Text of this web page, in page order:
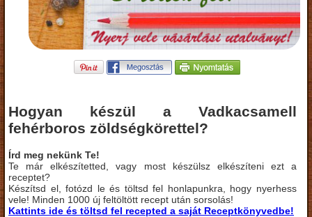
Hogyan készül a Vadkacsamell
fehérboros zöldségkörettel?
Írd meg nekünk Te!
Te már elkészítetted, vagy most készülsz elkészíteni ezt a
receptet?
Készítsd el, fotózd le és töltsd fel honlapunkra, hogy nyerhess
vele! Minden 1000 új feltöltött recept után sorsolás!
Kattints ide és töltsd fel recepted a saját Receptkönyvedbe!